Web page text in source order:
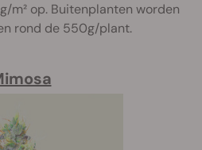
m² op. Buitenplanten worden
rond de 550g/plant.